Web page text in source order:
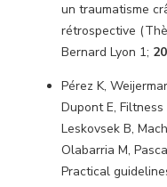
un traumatisme
rétrospective
Bernard Lyon 1;
Pérez K,
Dupont E,
Leskovsek B,
Olabarria M,
Practical